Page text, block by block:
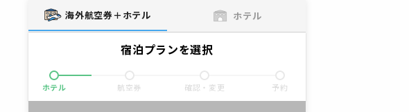
海外航空券＋ホテル ホテル
宿泊プランを選択
ホテル 航空券 確認・変更 予約